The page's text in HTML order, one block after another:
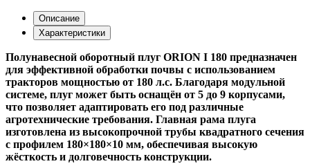
Описание
Характеристики
Полунавесной оборотный плуг ORION I 180 предназначен
для эффективной обработки почвы с использованием
тракторов мощностью от 180 л.с. Благодаря модульной
системе, плуг может быть оснащён от 5 до 9 корпусами,
что позволяет адаптировать его под различные
агротехнические требования. Главная рама плуга
изготовлена из высокопрочной трубы квадратного сечения
с профилем 180×180×10 мм, обеспечивая высокую
жёсткость и долговечность конструкции.